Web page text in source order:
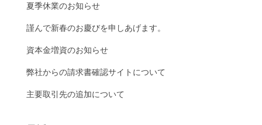
夏季休業のお知らせ
謹んで新春のお慶びを申しあげます。
資本金増資のお知らせ
弊社からの請求書確認サイトについて
主要取引先の追加について